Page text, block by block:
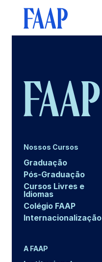
Nossos Cursos
Graduação
Pós-Graduação
Cursos Livres e
Idiomas
Colégio FAAP
Internacionalização
A FAAP